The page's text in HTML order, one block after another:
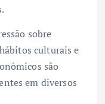
sobre
culturais e
são
em diversos